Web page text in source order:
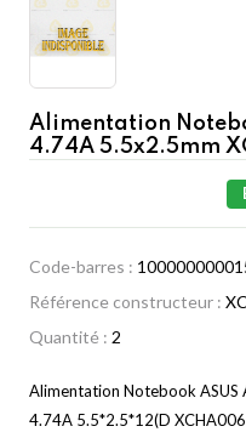
Alimentation
4.74A 5.5x2.5mm
Code-barres :
Référence constructeur :
Quantité : 2
Alimentation Notebook ASUS
4.74A 5.5*2.5*12(D